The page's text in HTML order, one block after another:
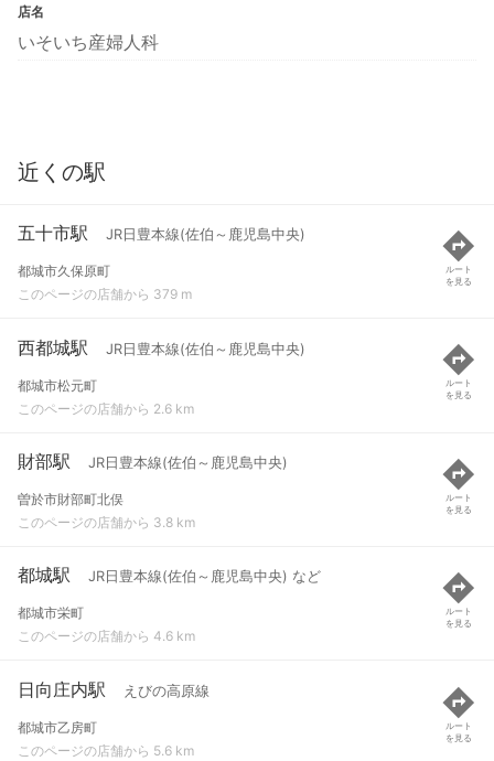
店名
いそいち産婦人科
近くの駅
五十市駅 JR日豊本線(佐伯～鹿児島中央)
都城市久保原町
このページの店舗から 379 m
ルート
を見る
西都城駅 JR日豊本線(佐伯～鹿児島中央)
都城市松元町
このページの店舗から 2.6 km
ルート
を見る
財部駅 JR日豊本線(佐伯～鹿児島中央)
曽於市財部町北俣
このページの店舗から 3.8 km
ルート
を見る
都城駅 JR日豊本線(佐伯～鹿児島中央) など
都城市栄町
このページの店舗から 4.6 km
ルート
を見る
日向庄内駅 えびの高原線
都城市乙房町
このページの店舗から 5.6 km
ルート
を見る